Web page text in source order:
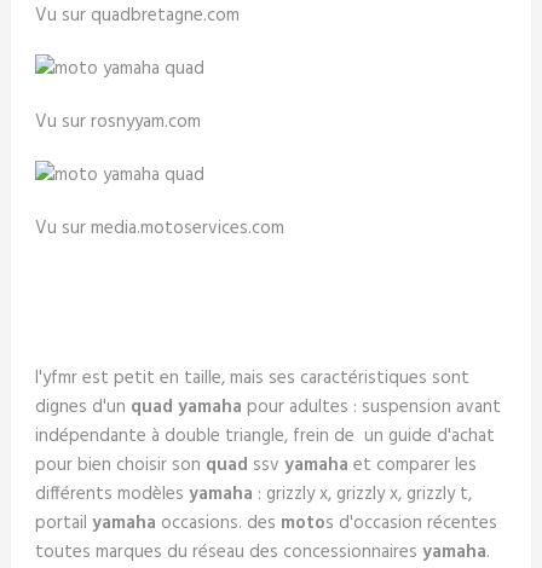
Vu sur quadbretagne.com
Vu sur rosnyyam.com
Vu sur media.motoservices.com
l'yfmr est petit en taille, mais ses caractéristiques sont
dignes d'un quad yamaha pour adultes : suspension avant
indépendante à double triangle, frein de un guide d'achat
pour bien choisir son quad ssv yamaha et comparer les
différents modèles yamaha : grizzly x, grizzly x, grizzly t,
portail yamaha occasions. des motos d'occasion récentes
toutes marques du réseau des concessionnaires yamaha.